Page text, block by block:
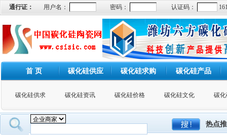
通行证： 用户名： 密码： 认证码：
首 页 碳化硅供应 碳化硅求购 碳化硅产品
碳化硅供求 碳化硅资讯 碳化硅价格 碳化硅文化 碳
热点